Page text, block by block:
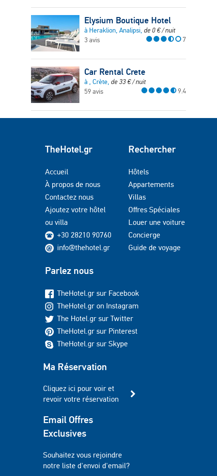
Elysium Boutique Hotel
à Heraklion, Analipsi, de0€/ nuit
3 avis
7
Car Rental Crete
à , Crète, de33€/ nuit
59 avis
9.4
TheHotel.gr
Accueil
À propos de nous
Contactez nous
Ajoutez votre hôtel
ou villa
+30 28210 90760
info@thehotel.gr
Rechercher
Hôtels
Appartements
Villas
Offres Spéciales
Louer une voiture
Concierge
Guide de voyage
Parlez nous
TheHotel.gr sur Facebook
TheHotel.gr on Instagram
The Hotel.gr sur Twitter
TheHotel.gr sur Pinterest
TheHotel.gr sur Skype
Ma Réservation
Cliquez ici pour voir et
revoir votre réservation
Email Offres
Exclusives
Souhaitez vous rejoindre
notre liste d'envoi d'email?